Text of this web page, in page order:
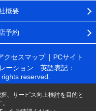
概要
予約
クセスマップ
PCサイト
ーション 英語表記：
reserved.
、サービス向上検討を目的と